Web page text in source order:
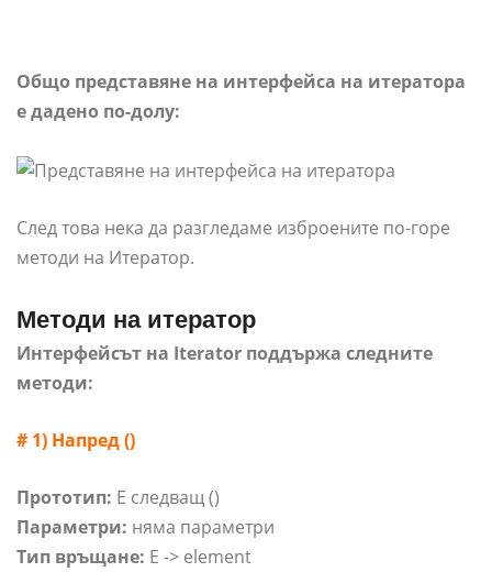
Общо представяне на интерфейса на итератора
е дадено по-долу:
След това нека да разгледаме изброените по-горе
методи на Итератор.
Методи на итератор
Интерфейсът на Iterator поддържа следните
методи:
# 1) Напред ()
Прототип: E следващ ()
Параметри: няма параметри
Тип връщане: E -> element